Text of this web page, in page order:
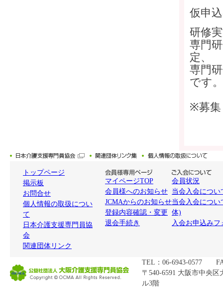
仮申
研修
専門
定、
専門
です。
※募集
トップページ
掲示板
お問合せ
個人情報の取扱につい
て
日本介護支援専門員協
会
関連団体リンク
マイページTOP
会員様へのお知らせ
JCMAからのお知らせ
登録内容確認・変更
退会手続き
会員状況
当会入会につい
当会入会につい
体)
入会お申込みフ
TEL：06-6943-0577
〒540-6591 大阪市中央
ル3階